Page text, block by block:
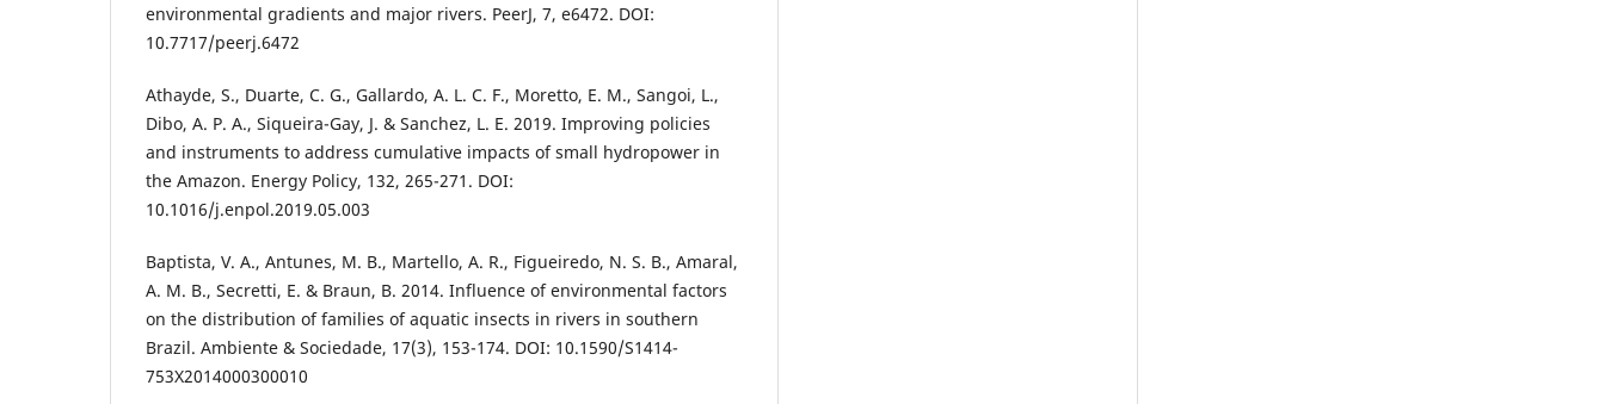
environmental gradients and major rivers. PeerJ, 7, e6472. DOI:
10.7717/peerj.6472
Athayde, S., Duarte, C. G., Gallardo, A. L. C. F., Moretto, E. M., Sangoi, L.,
Dibo, A. P. A., Siqueira-Gay, J. & Sanchez, L. E. 2019. Improving policies
and instruments to address cumulative impacts of small hydropower in
the Amazon. Energy Policy, 132, 265-271. DOI:
10.1016/j.enpol.2019.05.003
Baptista, V. A., Antunes, M. B., Martello, A. R., Figueiredo, N. S. B., Amaral,
A. M. B., Secretti, E. & Braun, B. 2014. Influence of environmental factors
on the distribution of families of aquatic insects in rivers in southern
Brazil. Ambiente & Sociedade, 17(3), 153-174. DOI: 10.1590/S1414-
753X2014000300010